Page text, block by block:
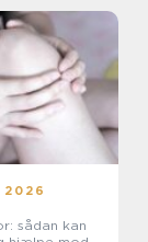
sådan kan